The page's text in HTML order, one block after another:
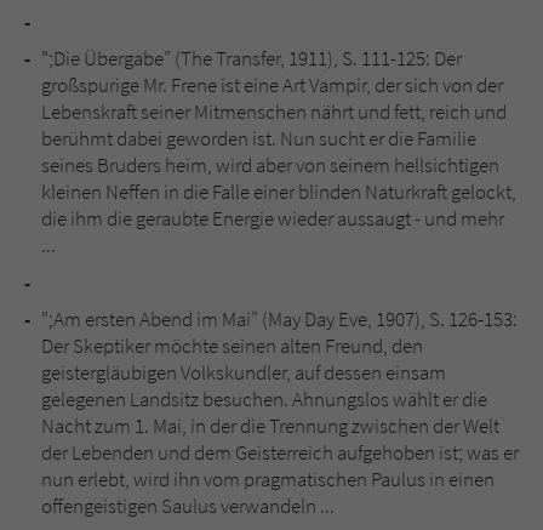
";Die Übergabe” (The Transfer, 1911), S. 111-125: Der
großspurige Mr. Frene ist eine Art Vampir, der sich von der
Lebenskraft seiner Mitmenschen nährt und fett, reich und
berühmt dabei geworden ist. Nun sucht er die Familie
seines Bruders heim, wird aber von seinem hellsichtigen
kleinen Neffen in die Falle einer blinden Naturkraft gelockt,
die ihm die geraubte Energie wieder aussaugt - und mehr
...
";Am ersten Abend im Mai” (May Day Eve, 1907), S. 126-153:
Der Skeptiker möchte seinen alten Freund, den
geistergläubigen Volkskundler, auf dessen einsam
gelegenen Landsitz besuchen. Ahnungslos wählt er die
Nacht zum 1. Mai, in der die Trennung zwischen der Welt
der Lebenden und dem Geisterreich aufgehoben ist; was er
nun erlebt, wird ihn vom pragmatischen Paulus in einen
offengeistigen Saulus verwandeln ...